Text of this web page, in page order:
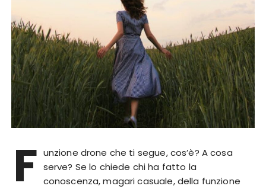
F unzione drone che ti segue, cos’è? A cosa
serve? Se lo chiede chi ha fatto la
conoscenza, magari casuale, della funzione